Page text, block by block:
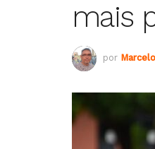
mais
por